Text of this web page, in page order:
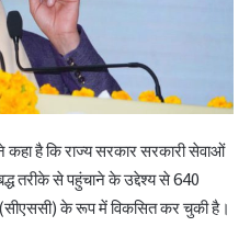
कहा है कि राज्य सरकार सरकारी सेवाओं
तरीके से पहुंचाने के उद्देश्य से 640
(सीएससी) के रूप में विकसित कर चुकी है।